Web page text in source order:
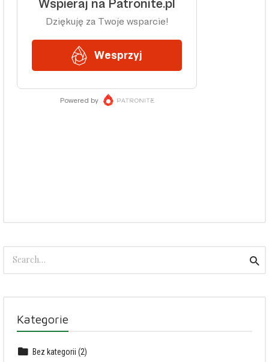
for:
Kategorie
Bez kategorii (2)